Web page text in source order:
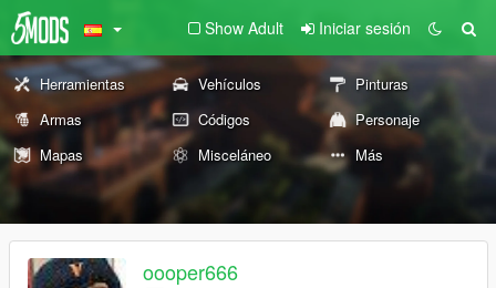
Show Adult Iniciar sesión
Herramientas Vehículos
Pinturas
Armas
Códigos
Personaje
Mapas
Misceláneo Más
oooper666